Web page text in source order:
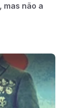
mas não a